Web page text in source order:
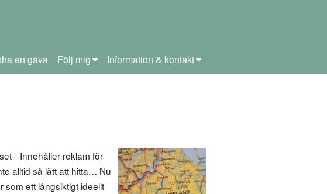
en gåva Följ mig Information & kontakt
-Innehåller reklam för
alltid så lätt att hitta… Nu
som ett långsiktigt ideellt